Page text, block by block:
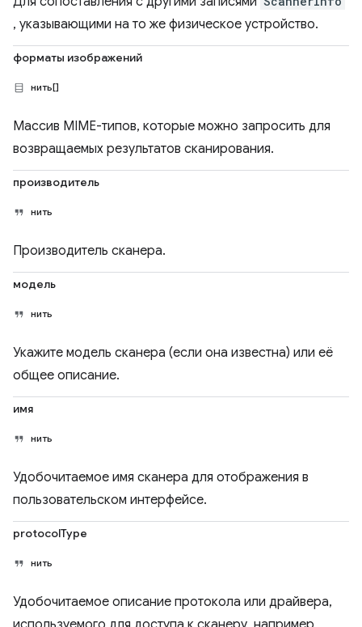
, указывающими на то же физическое устройство.
форматы изображений
нить[]
Массив MIME-типов, которые можно запросить для
возвращаемых результатов сканирования.
производитель
нить
Производитель сканера.
модель
нить
Укажите модель сканера (если она известна) или её
общее описание.
имя
нить
Удобочитаемое имя сканера для отображения в
пользовательском интерфейсе.
protocolType
нить
Удобочитаемое описание протокола или драйвера,